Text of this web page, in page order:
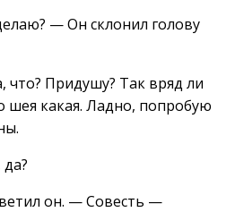
— Он склонил голову
что? Придушу? Так вряд ли
шея какая. Ладно, попробую
он. — Совесть —